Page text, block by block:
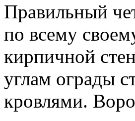
Правильный
по всему
кирпичной
углам ограды
кровлями.